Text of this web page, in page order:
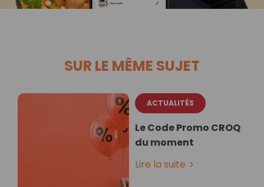
SUR LE MÊME SUJET
ACTUALITÉS
Le Code Promo CROQ
du moment
Lire la suite